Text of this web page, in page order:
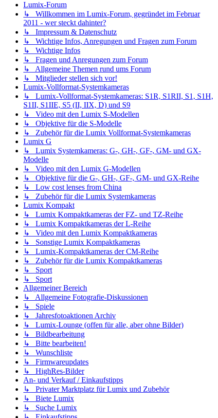
Lumix-Forum
↳ Willkommen im Lumix-Forum, gegründet im Februar
2011 - wer steckt dahinter?
↳ Impressum & Datenschutz
↳ Wichtige Infos, Anregungen und Fragen zum Forum
↳ Wichtige Infos
↳ Fragen und Anregungen zum Forum
↳ Allgemeine Themen rund ums Forum
↳ Mitglieder stellen sich vor!
Lumix-Vollformat-Systemkameras
↳ Lumix-Vollformat-Systemkameras: S1R, S1RII, S1, S1H,
S1II, S1IIE, S5 (II, IIX, D) und S9
↳ Video mit den Lumix S-Modellen
↳ Objektive für die S-Modelle
↳ Zubehör für die Lumix Vollformat-Systemkameras
Lumix G
↳ Lumix Systemkameras: G-, GH-, GF-, GM- und GX-
Modelle
↳ Video mit den Lumix G-Modellen
↳ Objektive für die G-, GH-, GF-, GM- und GX-Reihe
↳ Low cost lenses from China
↳ Zubehör für die Lumix Systemkameras
Lumix Kompakt
↳ Lumix Kompaktkameras der FZ- und TZ-Reihe
↳ Lumix Kompaktkameras der L-Reihe
↳ Video mit den Lumix Kompaktkameras
↳ Sonstige Lumix Kompaktkameras
↳ Lumix-Kompaktkameras der CM-Reihe
↳ Zubehör für die Lumix Kompaktkameras
↳ Sport
↳ Sport
Allgemeiner Bereich
↳ Allgemeine Fotografie-Diskussionen
↳ Spiele
↳ Jahresfotoaktionen Archiv
↳ Lumix-Lounge (offen für alle, aber ohne Bilder)
↳ Bildbearbeitung
↳ Bitte bearbeiten!
↳ Wunschliste
↳ Firmwareupdates
↳ HighRes-Bilder
An- und Verkauf / Einkaufstipps
↳ Privater Marktplatz für Lumix und Zubehör
↳ Biete Lumix
↳ Suche Lumix